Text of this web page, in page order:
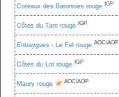
Coteaux des Baronnies rouge IGP
Côtes du Tarn rouge IGP
Entraygues - Le Fel rouge AOC/AOP
Côtes du Lot rouge IGP
Maury rouge AOC/AOP